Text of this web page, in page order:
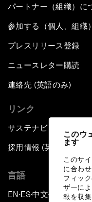
このウ
ます
このサ
に合わ
フィッ
ザーに
報を収
パートナー（組織）に
参加する（個人、組織）
プレスリリース登録
ニュースレター購読
連絡先 (英語のみ)
リンク
サステナビリティへの
採用情報 (英語のみ)
言語
EN ▪ES▪中文▪ 日本語